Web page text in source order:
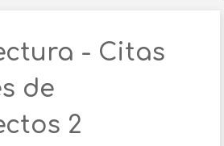
- Citas
de
2